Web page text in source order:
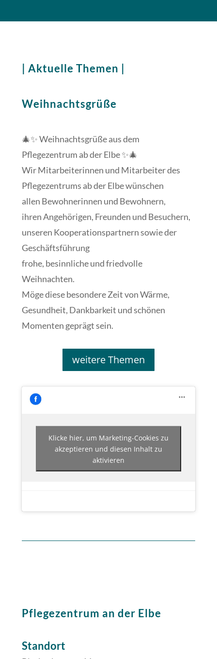
| Aktuelle Themen |
Weihnachtsgrüße
🎄✨ Weihnachtsgrüße aus dem
Pflegezentrum ab der Elbe ✨🎄
Wir Mitarbeiterinnen und Mitarbeiter des
Pflegezentrums ab der Elbe wünschen
allen Bewohnerinnen und Bewohnern,
ihren Angehörigen, Freunden und Besuchern,
unseren Kooperationspartnern sowie der
Geschäftsführung
frohe, besinnliche und friedvolle
Weihnachten.
Möge diese besondere Zeit von Wärme,
Gesundheit, Dankbarkeit und schönen
Momenten geprägt sein.
weitere Themen
Klicke hier, um Marketing-Cookies zu
akzeptieren und diesen Inhalt zu
aktivieren
Pflegezentrum an der Elbe
Standort